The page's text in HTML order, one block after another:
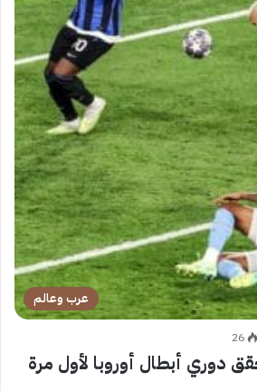
عرب وعالم
26
دوري أبطال أوروبا لأول مرة